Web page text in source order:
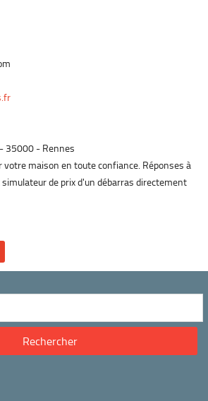
35000
Rennes
votre maison en toute confiance. Réponses à
de prix d'un débarras directement